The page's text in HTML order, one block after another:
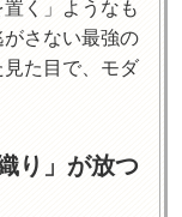
く」ようなも
さない最強の
た目で、モダ
り」が放つ